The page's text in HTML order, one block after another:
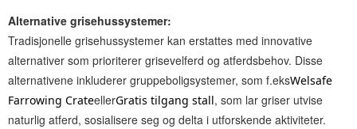
Alternative grisehussystemer:
Tradisjonelle grisehussystemer kan erstattes med innovative
alternativer som prioriterer grisevelferd og atferdsbehov. Disse
alternativene inkluderer gruppeboligsystemer, som f.eksWelsafe
Farrowing CrateellerGratis tilgang stall, som lar griser utvise
naturlig atferd, sosialisere seg og delta i utforskende aktiviteter.